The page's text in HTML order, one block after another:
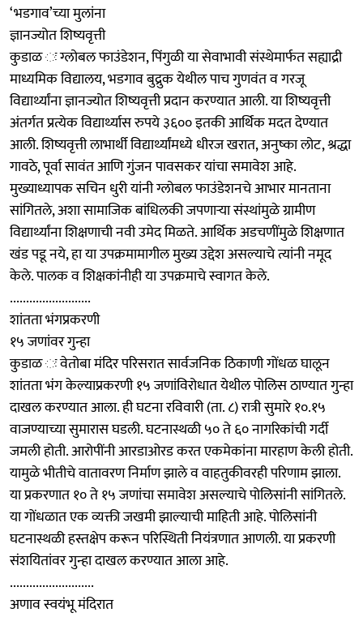
‘भडगाव’च्या मुलांना
ज्ञानज्योत शिष्यवृत्ती
कुडाळ ः ग्लोबल फाउंडेशन, पिंगुळी या सेवाभावी संस्थेमार्फत सह्याद्री
माध्यमिक विद्यालय, भडगाव बुद्रुक येथील पाच गुणवंत व गरजू
विद्यार्थ्यांना ज्ञानज्योत शिष्यवृत्ती प्रदान करण्यात आली. या शिष्यवृत्ती
अंतर्गत प्रत्येक विद्यार्थ्यास रुपये ३६०० इतकी आर्थिक मदत देण्यात
आली. शिष्यवृत्ती लाभार्थी विद्यार्थ्यांमध्ये धीरज खरात, अनुष्का लोट, श्रद्धा
गावठे, पूर्वा सावंत आणि गुंजन पावसकर यांचा समावेश आहे.
मुख्याध्यापक सचिन धुरी यांनी ग्लोबल फाउंडेशनचे आभार मानताना
सांगितले, अशा सामाजिक बांधिलकी जपणार्‍या संस्थांमुळे ग्रामीण
विद्यार्थ्यांना शिक्षणाची नवी उमेद मिळते. आर्थिक अडचणींमुळे शिक्षणात
खंड पडू नये, हा या उपक्रमामागील मुख्य उद्देश असल्याचे त्यांनी नमूद
केले. पालक व शिक्षकांनीही या उपक्रमाचे स्वागत केले.
.........................
शांतता भंगप्रकरणी
१५ जणांवर गुन्हा
कुडाळ ः वेतोबा मंदिर परिसरात सार्वजनिक ठिकाणी गोंधळ घालून
शांतता भंग केल्याप्रकरणी १५ जणांविरोधात येथील पोलिस ठाण्यात गुन्हा
दाखल करण्यात आला. ही घटना रविवारी (ता. ८) रात्री सुमारे १०.१५
वाजण्याच्या सुमारास घडली. घटनास्थळी ५० ते ६० नागरिकांची गर्दी
जमली होती. आरोपींनी आरडाओरड करत एकमेकांना मारहाण केली होती.
यामुळे भीतीचे वातावरण निर्माण झाले व वाहतुकीवरही परिणाम झाला.
या प्रकरणात १० ते १५ जणांचा समावेश असल्याचे पोलिसांनी सांगितले.
या गोंधळात एक व्यक्ती जखमी झाल्याची माहिती आहे. पोलिसांनी
घटनास्थळी हस्तक्षेप करून परिस्थिती नियंत्रणात आणली. या प्रकरणी
संशयितांवर गुन्हा दाखल करण्यात आला आहे.
..........................
अणाव स्वयंभू मंदिरात